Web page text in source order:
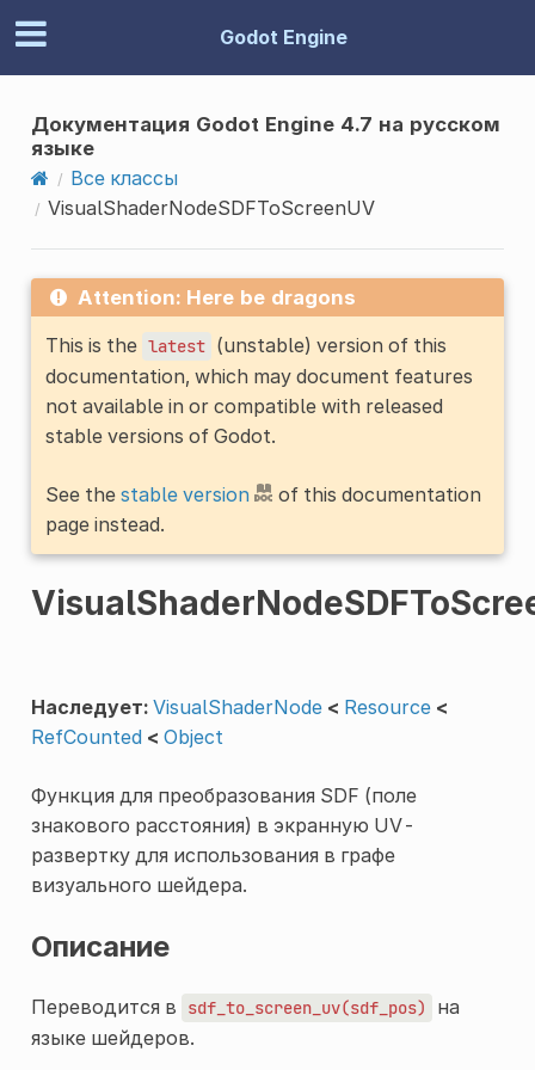
Godot Engine
Документация Godot Engine 4.7 на русском
языке
Все классы
VisualShaderNodeSDFToScreenUV
Attention: Here be dragons
This is the latest (unstable) version of this
documentation, which may document features
not available in or compatible with released
stable versions of Godot.
See the stable version
of this documentation
page instead.
Наследует: VisualShaderNode < Resource <
RefCounted < Object
Функция для преобразования SDF (поле
знакового расстояния) в экранную UV-
развертку для использования в графе
визуального шейдера.
Описание
Переводится в sdf_to_screen_uv(sdf_pos)
на
языке шейдеров.